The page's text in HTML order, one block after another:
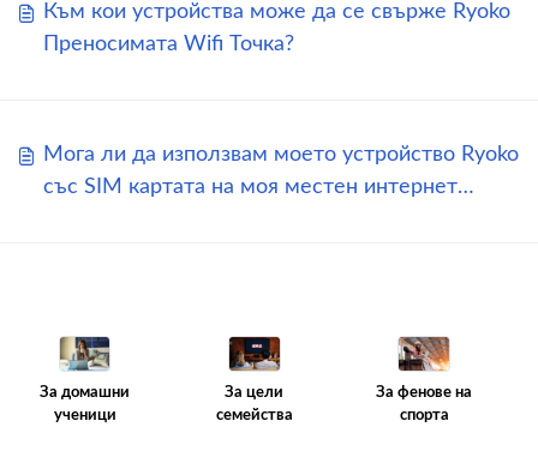
Към кои устройства може да се свърже Ryoko
Преносимата Wifi Точка?
Мога ли да използвам моето устройство Ryoko
със SIM картата на моя местен интернет
За домашни
ученици
За цели
семейства
За фенове на
спорта